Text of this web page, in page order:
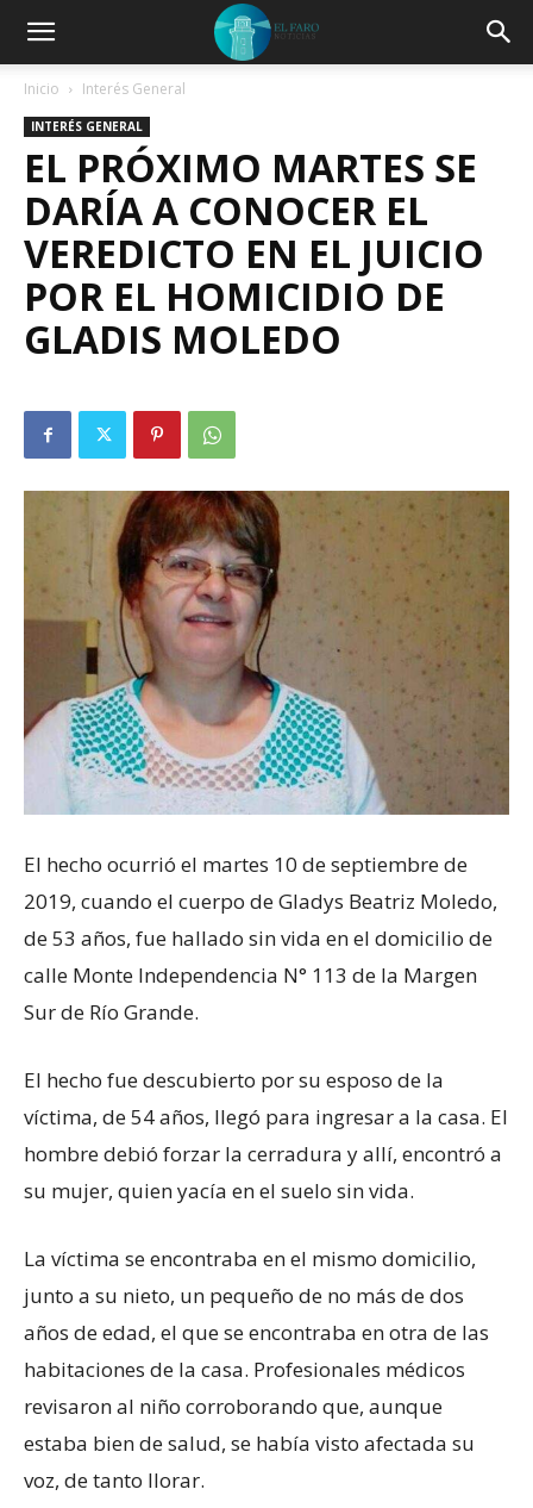
Inicio Interés General
INTERÉS GENERAL
EL PRÓXIMO MARTES SE
DARÍA A CONOCER EL
VEREDICTO EN EL JUICIO
POR EL HOMICIDIO DE
GLADIS MOLEDO
El hecho ocurrió el martes 10 de septiembre de
2019, cuando el cuerpo de Gladys Beatriz Moledo,
de 53 años, fue hallado sin vida en el domicilio de
calle Monte Independencia N° 113 de la Margen
Sur de Río Grande.
El hecho fue descubierto por su esposo de la
víctima, de 54 años, llegó para ingresar a la casa. El
hombre debió forzar la cerradura y allí, encontró a
su mujer, quien yacía en el suelo sin vida.
La víctima se encontraba en el mismo domicilio,
junto a su nieto, un pequeño de no más de dos
años de edad, el que se encontraba en otra de las
habitaciones de la casa. Profesionales médicos
revisaron al niño corroborando que, aunque
estaba bien de salud, se había visto afectada su
voz, de tanto llorar.